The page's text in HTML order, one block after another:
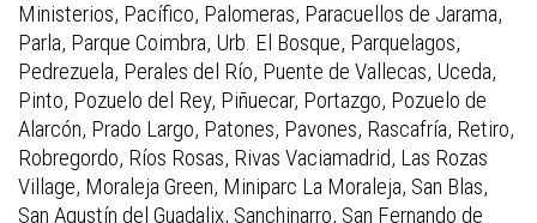
Ministerios, Pacífico, Palomeras, Paracuellos de Jarama,
Parla, Parque Coimbra, Urb. El Bosque, Parquelagos,
Pedrezuela, Perales del Río, Puente de Vallecas, Uceda,
Pinto, Pozuelo del Rey, Piñuecar, Portazgo, Pozuelo de
Alarcón, Prado Largo, Patones, Pavones, Rascafría, Retiro,
Robregordo, Ríos Rosas, Rivas Vaciamadrid, Las Rozas
Village, Moraleja Green, Miniparc La Moraleja, San Blas,
San Agustín del Guadalix, Sanchinarro, San Fernando de